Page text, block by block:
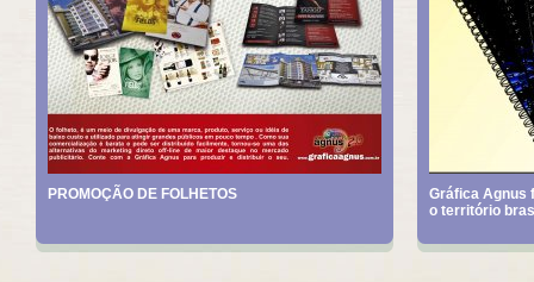
PROMOÇÃO DE FOLHETOS
Gráfica Agnus
o território